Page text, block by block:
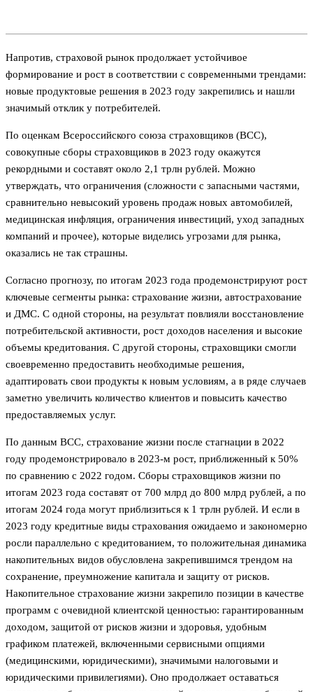
Напротив, страховой рынок продолжает устойчивое
формирование и рост в соответствии с современными трендами:
новые продуктовые решения в 2023 году закрепились и нашли
значимый отклик у потребителей.
По оценкам Всероссийского союза страховщиков (ВСС),
совокупные сборы страховщиков в 2023 году окажутся
рекордными и составят около 2,1 трлн рублей. Можно
утверждать, что ограничения (сложности с запасными частями,
сравнительно невысокий уровень продаж новых автомобилей,
медицинская инфляция, ограничения инвестиций, уход западных
компаний и прочее), которые виделись угрозами для рынка,
оказались не так страшны.
Согласно прогнозу, по итогам 2023 года продемонстрируют рост
ключевые сегменты рынка: страхование жизни, автострахование
и ДМС. С одной стороны, на результат повлияли восстановление
потребительской активности, рост доходов населения и высокие
объемы кредитования. С другой стороны, страховщики смогли
своевременно предоставить необходимые решения,
адаптировать свои продукты к новым условиям, а в ряде случаев
заметно увеличить количество клиентов и повысить качество
предоставляемых услуг.
По данным ВСС, страхование жизни после стагнации в 2022
году продемонстрировало в 2023-м рост, приближенный к 50%
по сравнению с 2022 годом. Сборы страховщиков жизни по
итогам 2023 года составят от 700 млрд до 800 млрд рублей, а по
итогам 2024 года могут приблизиться к 1 трлн рублей. И если в
2023 году кредитные виды страхования ожидаемо и закономерно
росли параллельно с кредитованием, то положительная динамика
накопительных видов обусловлена закрепившимся трендом на
сохранение, преумножение капитала и защиту от рисков.
Накопительное страхование жизни закрепило позиции в качестве
программ с очевидной клиентской ценностью: гарантированным
доходом, защитой от рисков жизни и здоровья, удобным
графиком платежей, включенными сервисными опциями
(медицинскими, юридическими), значимыми налоговыми и
юридическими привилегиями). Оно продолжает оставаться